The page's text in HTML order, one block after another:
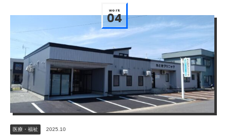
work
04
医療・福祉
2025.10